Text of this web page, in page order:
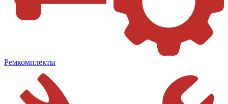
Ремкомплекты